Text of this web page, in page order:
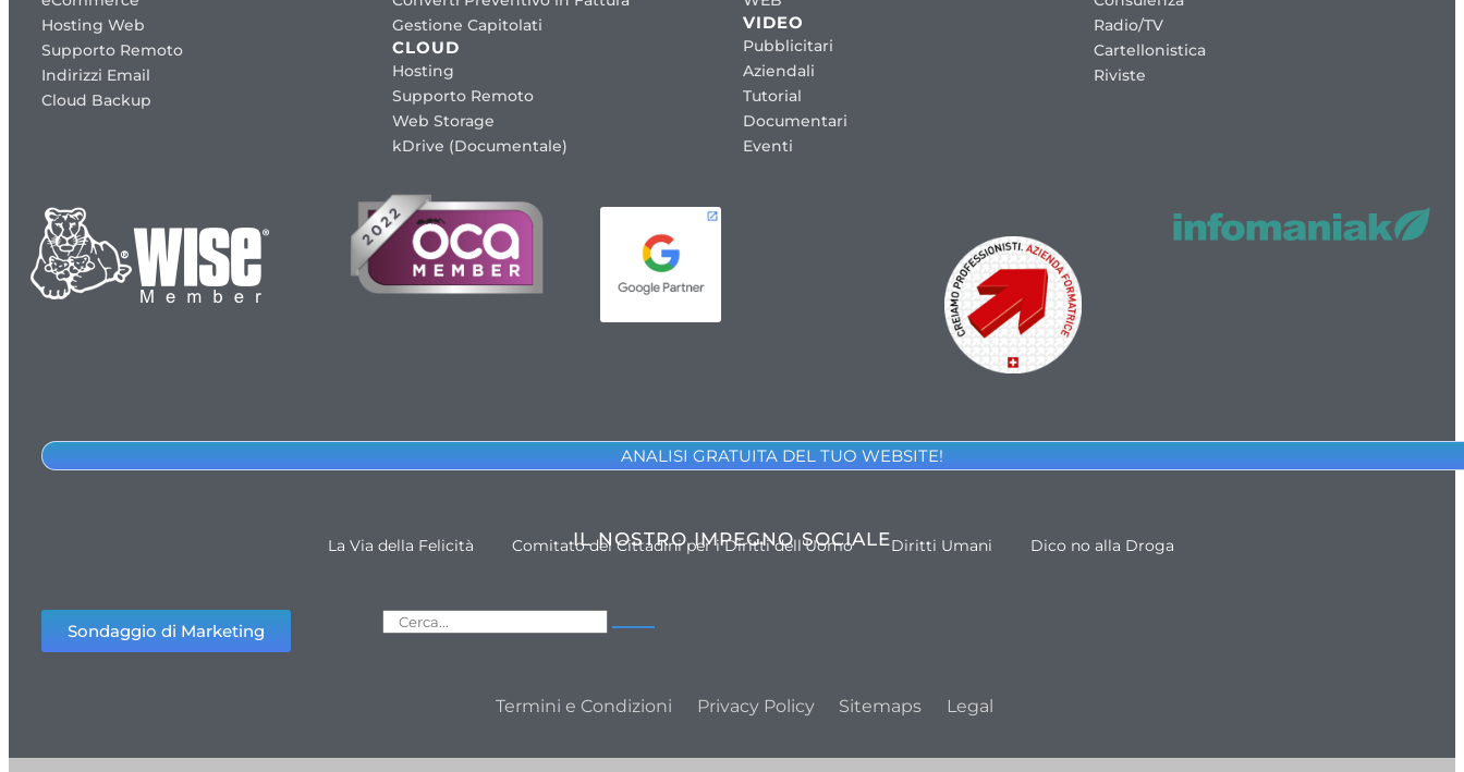
Hosting Web
Supporto Remoto
Indirizzi Email
Cloud Backup
Gestione Capitolati
CLOUD
Hosting
Supporto Remoto
Web Storage
kDrive (Documentale)
VIDEO
Pubblicitari
Aziendali
Tutorial
Documentari
Eventi
Radio/TV
Cartellonistica
Riviste
ANALISI GRATUITA DEL TUO WEBSITE!
IL NOSTRO IMPEGNO SOCIALE
La Via della Felicità Comitato dei Cittadini per i Diritti dell'Uomo Diritti Umani Dico no alla Droga
Sondaggio di Marketing
Termini e Condizioni Privacy Policy Sitemaps Legal